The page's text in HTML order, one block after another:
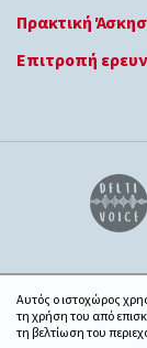
Πρακτική
Επιτροπή
Αυτός ο ιστοχώρος
τη χρήση του από
τη βελτίωση του